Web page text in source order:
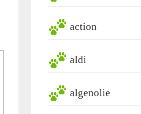
action
aldi
algenolie